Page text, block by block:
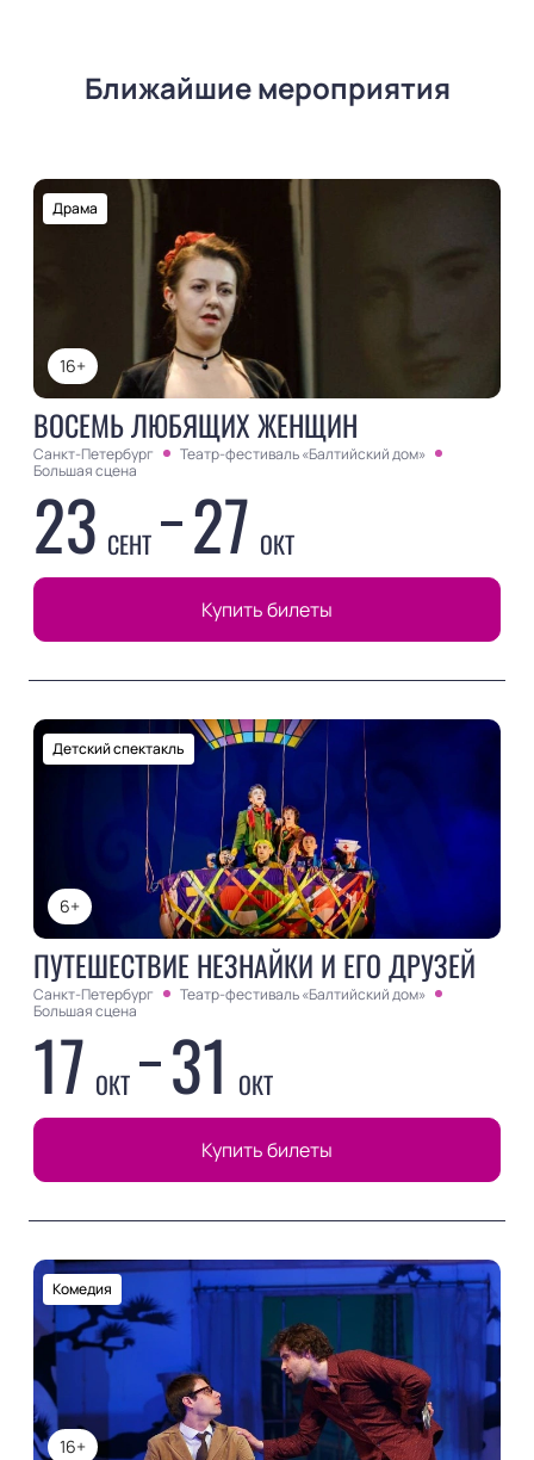
Ближайшие мероприятия
16+
Драма
ВОСЕМЬ ЛЮБЯЩИХ ЖЕНЩИН
Санкт-Петербург
Театр-фестиваль «Балтийский дом»
Большая сцена
23 СЕНТ 27 ОКТ
Купить билеты
6+
Детский спектакль
ПУТЕШЕСТВИЕ НЕЗНАЙКИ И ЕГО ДРУЗЕЙ
Санкт-Петербург
Театр-фестиваль «Балтийский дом»
Большая сцена
17 ОКТ 31 ОКТ
Купить билеты
16+
Комедия